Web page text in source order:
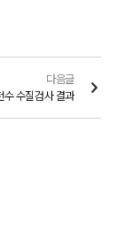
다음글
수질검사 결과